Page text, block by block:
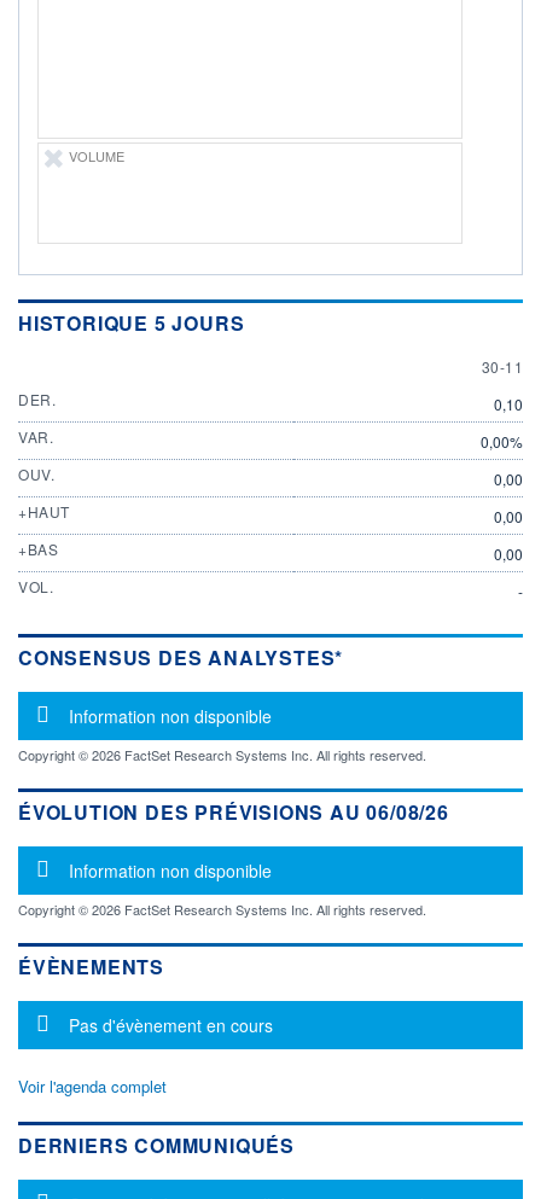
Boursobank
VOLUME
HISTORIQUE 5 JOURS
30
30-11
DER.
0,10
VAR.
0,00%
OUV.
0,00
+HAUT
0,00
+BAS
0,00
VOL.
-
CONSENSUS DES ANALYSTES*
Message d'information
Information non disponible
Copyright © 2026 FactSet Research Systems Inc. All rights reserved.
ÉVOLUTION DES PRÉVISIONS AU 06/08/26
Message d'information
Information non disponible
Copyright © 2026 FactSet Research Systems Inc. All rights reserved.
ÉVÈNEMENTS
Message d'information
Pas d'évènement en cours
Voir l'agenda complet
DERNIERS COMMUNIQUÉS